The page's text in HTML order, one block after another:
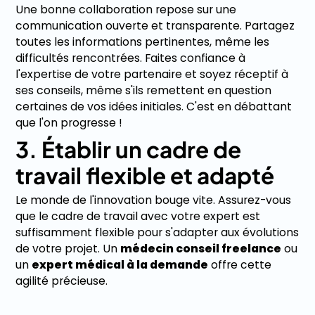
Une bonne collaboration repose sur une
communication ouverte et transparente. Partagez
toutes les informations pertinentes, même les
difficultés rencontrées. Faites confiance à
l'expertise de votre partenaire et soyez réceptif à
ses conseils, même s'ils remettent en question
certaines de vos idées initiales. C'est en débattant
que l'on progresse !
3. Établir un cadre de
travail flexible et adapté
Le monde de l'innovation bouge vite. Assurez-vous
que le cadre de travail avec votre expert est
suffisamment flexible pour s'adapter aux évolutions
de votre projet. Un médecin conseil freelance ou
un expert médical à la demande offre cette
agilité précieuse.